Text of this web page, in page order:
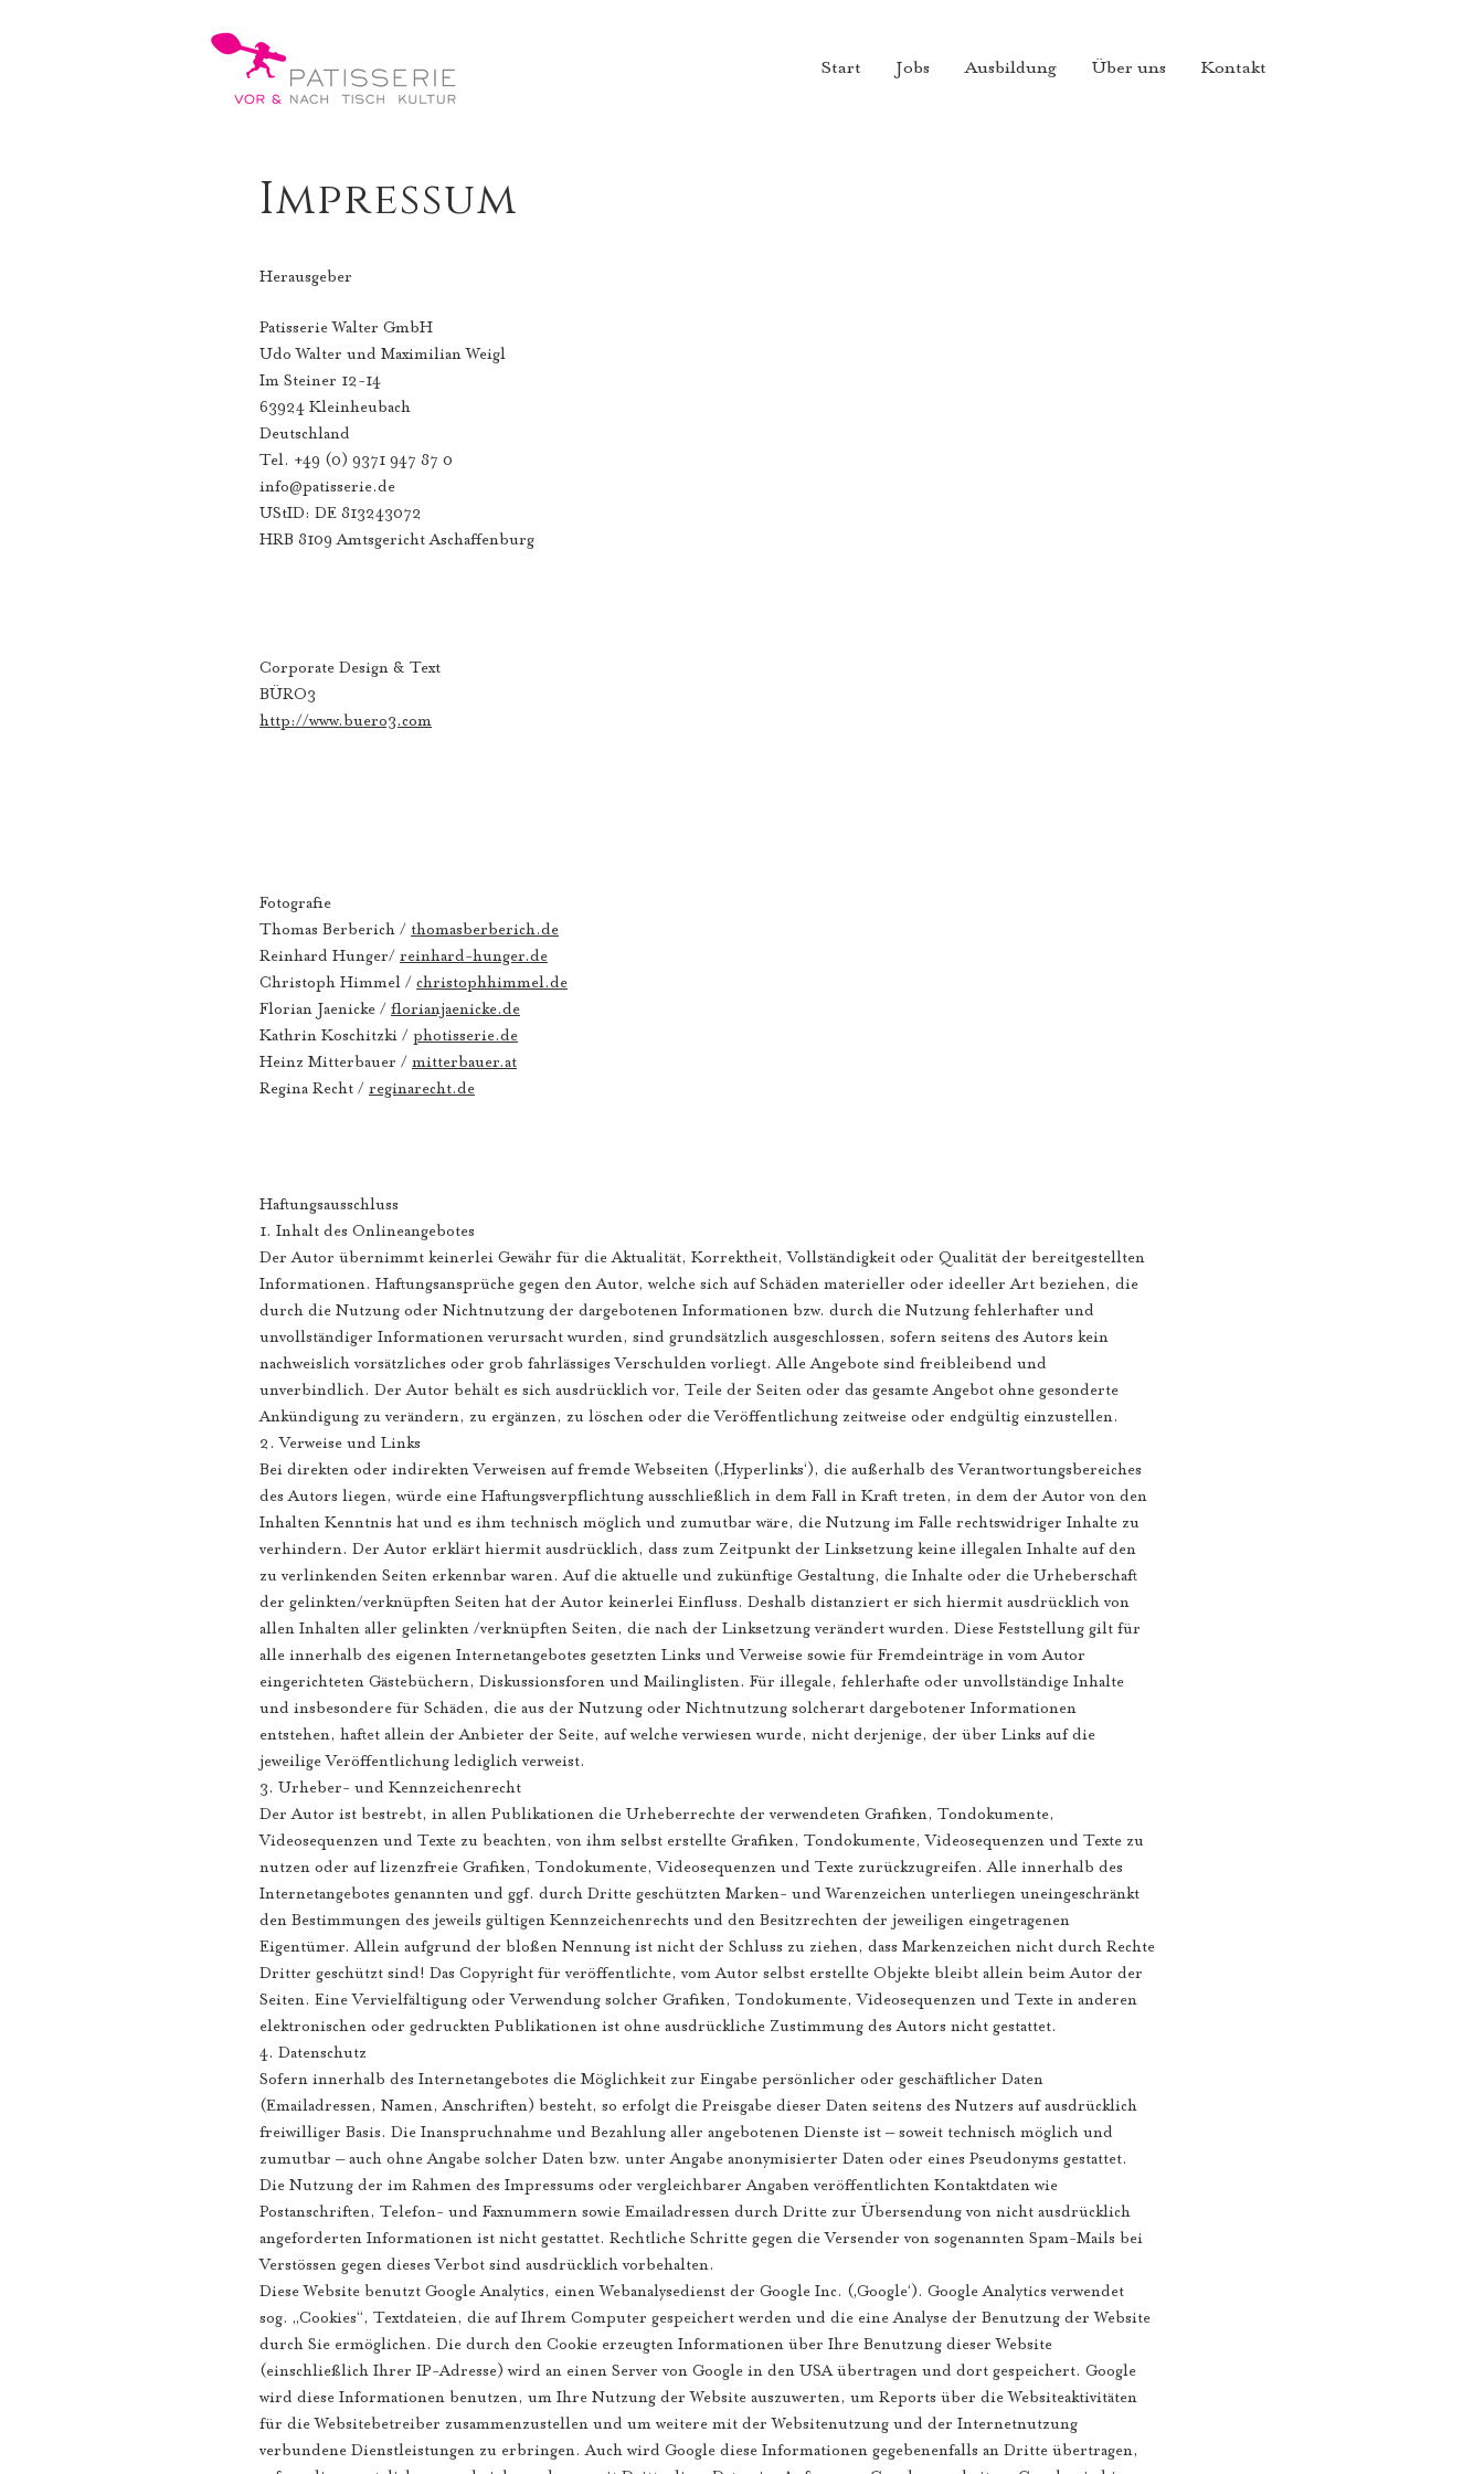
Start Jobs Ausbildung Über uns Kontakt
Impressum
Herausgeber
Patisserie Walter GmbH
Udo Walter und Maximilian Weigl
Im Steiner 12-14
63924 Kleinheubach
Deutschland
Tel. +49 (0) 9371 947 87 0
info@patisserie.de
UStID: DE 813243072
HRB 8109 Amtsgericht Aschaffenburg
Corporate Design & Text
BÜRO3
http://www.buero3.com
Fotografie
Thomas Berberich / thomasberberich.de
Reinhard Hunger/ reinhard-hunger.de
Christoph Himmel / christophhimmel.de
Florian Jaenicke / florianjaenicke.de
Kathrin Koschitzki / photisserie.de
Heinz Mitterbauer / mitterbauer.at
Regina Recht / reginarecht.de
Haftungsausschluss
1. Inhalt des Onlineangebotes
Der Autor übernimmt keinerlei Gewähr für die Aktualität, Korrektheit, Vollständigkeit oder Qualität der bereitgestellten
Informationen. Haftungsansprüche gegen den Autor, welche sich auf Schäden materieller oder ideeller Art beziehen, die
durch die Nutzung oder Nichtnutzung der dargebotenen Informationen bzw. durch die Nutzung fehlerhafter und
unvollständiger Informationen verursacht wurden, sind grundsätzlich ausgeschlossen, sofern seitens des Autors kein
nachweislich vorsätzliches oder grob fahrlässiges Verschulden vorliegt. Alle Angebote sind freibleibend und
unverbindlich. Der Autor behält es sich ausdrücklich vor, Teile der Seiten oder das gesamte Angebot ohne gesonderte
Ankündigung zu verändern, zu ergänzen, zu löschen oder die Veröffentlichung zeitweise oder endgültig einzustellen.
2. Verweise und Links
Bei direkten oder indirekten Verweisen auf fremde Webseiten (‚Hyperlinks‘), die außerhalb des Verantwortungsbereiches
des Autors liegen, würde eine Haftungsverpflichtung ausschließlich in dem Fall in Kraft treten, in dem der Autor von den
Inhalten Kenntnis hat und es ihm technisch möglich und zumutbar wäre, die Nutzung im Falle rechtswidriger Inhalte zu
verhindern. Der Autor erklärt hiermit ausdrücklich, dass zum Zeitpunkt der Linksetzung keine illegalen Inhalte auf den
zu verlinkenden Seiten erkennbar waren. Auf die aktuelle und zukünftige Gestaltung, die Inhalte oder die Urheberschaft
der gelinkten/verknüpften Seiten hat der Autor keinerlei Einfluss. Deshalb distanziert er sich hiermit ausdrücklich von
allen Inhalten aller gelinkten /verknüpften Seiten, die nach der Linksetzung verändert wurden. Diese Feststellung gilt für
alle innerhalb des eigenen Internetangebotes gesetzten Links und Verweise sowie für Fremdeinträge in vom Autor
eingerichteten Gästebüchern, Diskussionsforen und Mailinglisten. Für illegale, fehlerhafte oder unvollständige Inhalte
und insbesondere für Schäden, die aus der Nutzung oder Nichtnutzung solcherart dargebotener Informationen
entstehen, haftet allein der Anbieter der Seite, auf welche verwiesen wurde, nicht derjenige, der über Links auf die
jeweilige Veröffentlichung lediglich verweist.
3. Urheber- und Kennzeichenrecht
Der Autor ist bestrebt, in allen Publikationen die Urheberrechte der verwendeten Grafiken, Tondokumente,
Videosequenzen und Texte zu beachten, von ihm selbst erstellte Grafiken, Tondokumente, Videosequenzen und Texte zu
nutzen oder auf lizenzfreie Grafiken, Tondokumente, Videosequenzen und Texte zurückzugreifen. Alle innerhalb des
Internetangebotes genannten und ggf. durch Dritte geschützten Marken- und Warenzeichen unterliegen uneingeschränkt
den Bestimmungen des jeweils gültigen Kennzeichenrechts und den Besitzrechten der jeweiligen eingetragenen
Eigentümer. Allein aufgrund der bloßen Nennung ist nicht der Schluss zu ziehen, dass Markenzeichen nicht durch Rechte
Dritter geschützt sind! Das Copyright für veröffentlichte, vom Autor selbst erstellte Objekte bleibt allein beim Autor der
Seiten. Eine Vervielfältigung oder Verwendung solcher Grafiken, Tondokumente, Videosequenzen und Texte in anderen
elektronischen oder gedruckten Publikationen ist ohne ausdrückliche Zustimmung des Autors nicht gestattet.
4. Datenschutz
Sofern innerhalb des Internetangebotes die Möglichkeit zur Eingabe persönlicher oder geschäftlicher Daten
(Emailadressen, Namen, Anschriften) besteht, so erfolgt die Preisgabe dieser Daten seitens des Nutzers auf ausdrücklich
freiwilliger Basis. Die Inanspruchnahme und Bezahlung aller angebotenen Dienste ist – soweit technisch möglich und
zumutbar – auch ohne Angabe solcher Daten bzw. unter Angabe anonymisierter Daten oder eines Pseudonyms gestattet.
Die Nutzung der im Rahmen des Impressums oder vergleichbarer Angaben veröffentlichten Kontaktdaten wie
Postanschriften, Telefon- und Faxnummern sowie Emailadressen durch Dritte zur Übersendung von nicht ausdrücklich
angeforderten Informationen ist nicht gestattet. Rechtliche Schritte gegen die Versender von sogenannten Spam-Mails bei
Verstössen gegen dieses Verbot sind ausdrücklich vorbehalten.
Diese Website benutzt Google Analytics, einen Webanalysedienst der Google Inc. (‚Google‘). Google Analytics verwendet
sog. „Cookies“, Textdateien, die auf Ihrem Computer gespeichert werden und die eine Analyse der Benutzung der Website
durch Sie ermöglichen. Die durch den Cookie erzeugten Informationen über Ihre Benutzung dieser Website
(einschließlich Ihrer IP-Adresse) wird an einen Server von Google in den USA übertragen und dort gespeichert. Google
wird diese Informationen benutzen, um Ihre Nutzung der Website auszuwerten, um Reports über die Websiteaktivitäten
für die Websitebetreiber zusammenzustellen und um weitere mit der Websitenutzung und der Internetnutzung
verbundene Dienstleistungen zu erbringen. Auch wird Google diese Informationen gegebenenfalls an Dritte übertragen,